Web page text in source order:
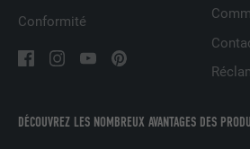
DÉCOUVREZ LES NOMBREUX AVANTAGES DES
Conformité
site Internet.
FOURNISSEUR Google Optimize
EXPIRATION
Enregistre la
l'utilisateur pour